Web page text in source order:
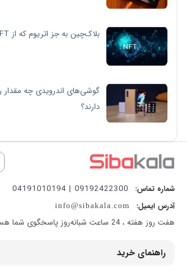
بلاک‌چین به جز اتریوم که از NFT پشتیبانی می‌کنند
دارند؟
شماره تماس: 09192422300 | 04191010194
آدرس ایمیل: info@sibakala.com
هفت روز هفته ، 24 ساعت شبانه‌روز پاسخگوی شما هستیم.
راهنمای خرید